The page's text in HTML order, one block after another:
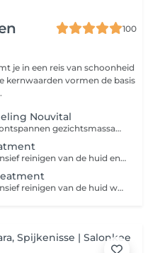
100
je in een reis van schoonheid
kernwaarden vormen de basis
Nouvital
Reiniging van de huid, masker, ontspannen gezichtsmassage. Voor even een uurtje ontspanning!
Doel: Kennismaking en het intensief reinigen van de huid en deze voorzien van hoog geconcentreerde werkstoffen. Een diep gereinigde huid, waardoor grove poriën, ontstekingen en oneffenheden zichtbaar zijn afgenomen. Een huid die straalt van gezondheid en vitaliteit. Stappen behandeling: Oppervlakte reiniging Epileren Scub Verwijderen oneffenheden Masker Bescherming (Dag of nacht)
Doel: Kennismaking en het intensief reinigen van de huid welke nog geen Algen Peeling mag ondergaan. Ontstekingen zoals puistjes en pukkels zijn afgenomen. De vettige glans is minder zichtbaar. De huid is intensief gereinigd en de poriën verfijnd. Je huid voelt fris en schoon aan. Stappen behandeling: Oppervlakte reiniging Pro Cleaning Gel masker Verwijderen oneffenheden Masker ingebracht door massage Bescherming (Dag of nacht)